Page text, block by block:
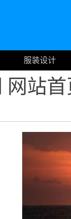
服装设计
网站